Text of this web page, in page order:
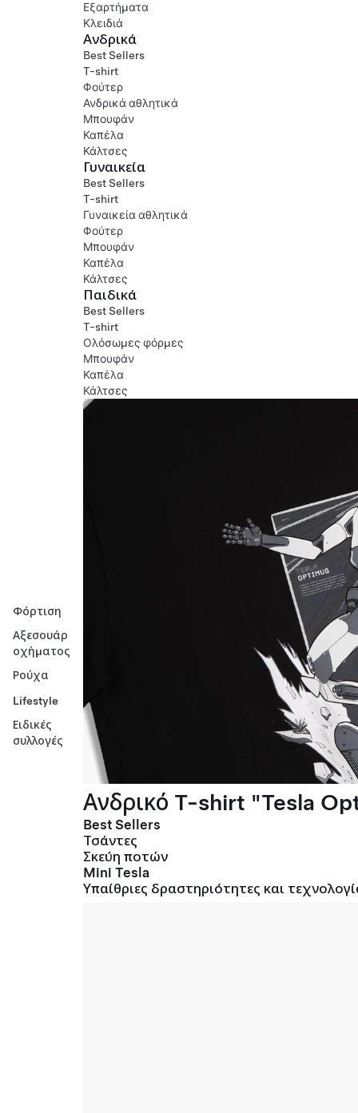
Φόρτιση
Αξεσουάρ
οχήματος
Ρούχα
Lifestyle
Ειδικές
συλλογές
Εξαρτήματα
Κλειδιά
Ανδρικά
Best Sellers
T-shirt
Φούτερ
Ανδρικά αθλητικά
Μπουφάν
Καπέλα
Κάλτσες
Γυναικεία
Best Sellers
T-shirt
Γυναικεία αθλητικά
Φούτερ
Μπουφάν
Καπέλα
Κάλτσες
Παιδικά
Best Sellers
T-shirt
Ολόσωμες φόρμες
Μπουφάν
Καπέλα
Κάλτσες
Ανδρικό T-shirt "Tesla
Best Sellers
Τσάντες
Σκεύη ποτών
Mini Tesla
Υπαίθριες δραστηριότητες και